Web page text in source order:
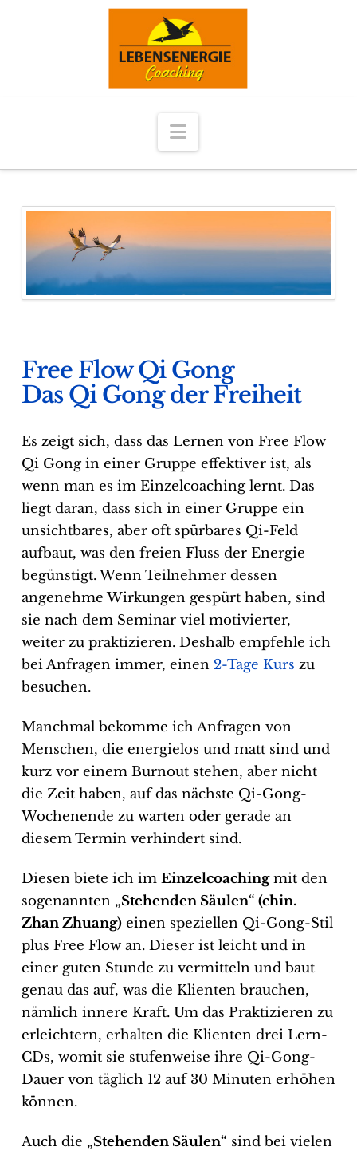
Navigation
Free Flow Qi Gong
Das Qi Gong der Freiheit
Es zeigt sich, dass das Lernen von Free Flow
Qi Gong in einer Gruppe effektiver ist, als
wenn man es im Einzelcoaching lernt. Das
liegt daran, dass sich in einer Gruppe ein
unsichtbares, aber oft spürbares Qi-Feld
aufbaut, was den freien Fluss der Energie
begünstigt. Wenn Teilnehmer dessen
angenehme Wirkungen gespürt haben, sind
sie nach dem Seminar viel motivierter,
weiter zu praktizieren. Deshalb empfehle ich
bei Anfragen immer, einen 2-Tage Kurs zu
besuchen.
Manchmal bekomme ich Anfragen von
Menschen, die energielos und matt sind und
kurz vor einem Burnout stehen, aber nicht
die Zeit haben, auf das nächste Qi-Gong-
Wochenende zu warten oder gerade an
diesem Termin verhindert sind.
Diesen biete ich im Einzelcoachingmit den
sogenannten „Stehenden Säulen“ (chin.
Zhan Zhuang)einen speziellen Qi-Gong-Stil
plus Free Flow an. Dieser ist leicht und in
einer guten Stunde zu vermitteln und baut
genau das auf, was die Klienten brauchen,
nämlich innere Kraft. Um das Praktizieren zu
erleichtern, erhalten die Klienten drei Lern-
CDs, womit sie stufenweise ihre Qi-Gong-
Dauer von täglich 12 auf 30 Minuten erhöhen
können.
Auch die „Stehenden Säulen“ sind bei vielen